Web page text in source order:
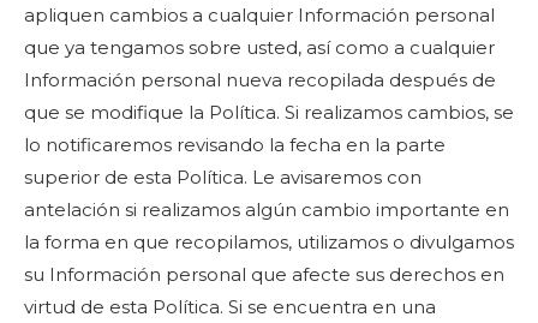
apliquen cambios a cualquier Información personal
que ya tengamos sobre usted, así como a cualquier
Información personal nueva recopilada después de
que se modifique la Política. Si realizamos cambios, se
lo notificaremos revisando la fecha en la parte
superior de esta Política. Le avisaremos con
antelación si realizamos algún cambio importante en
la forma en que recopilamos, utilizamos o divulgamos
su Información personal que afecte sus derechos en
virtud de esta Política. Si se encuentra en una